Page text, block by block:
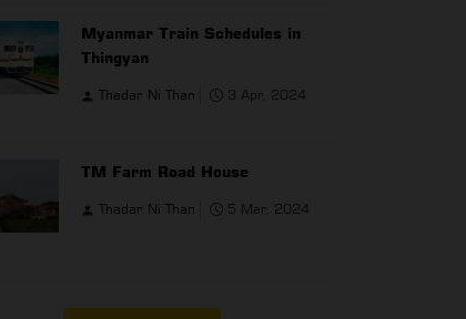
Myanmar Train Schedules in
Thingyan
Thadar Ni Than 3 Apr, 2024
TM Farm Road House
Thadar Ni Than 5 Mar, 2024